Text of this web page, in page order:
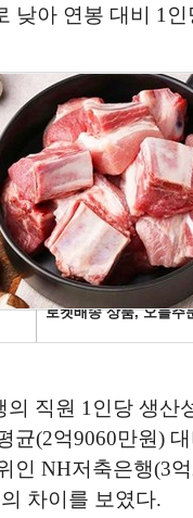
낮아 연봉 대비 1인
의 직원 1인당 생산
균(2억9060만원)
인 NH저축은행(3
차이를 보였다.